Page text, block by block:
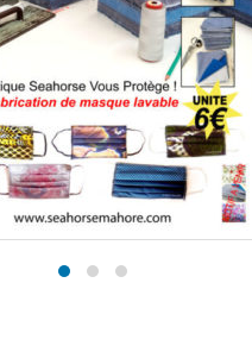
sur votre boutique en
le coronavirus délai de
Masque en coton